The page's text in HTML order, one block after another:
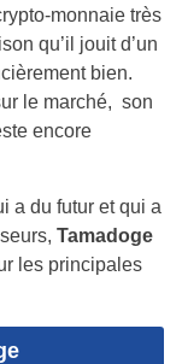
monnaie très
qu’il jouit d’un
bien.
le marché, son
encore
a du futur et qui a
Tamadoge
les principales